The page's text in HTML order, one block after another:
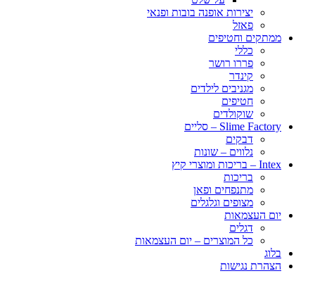
יצירות אופנה בובות ופנאי
פאזל
ממתקים וחטיפים
כללי
פררו רושר
קינדר
מגניבים לילדים
חטיפים
שוקולדים
Slime Factory – סליים
דבקים
נלווים – שונות
Intex – בריכות ומוצרי קיץ
בריכות
מתנפחים ופאן
מצופים וגלגלים
יום העצמאות
דגלים
כל המוצרים – יום העצמאות
בלוג
הצהרת נגישות